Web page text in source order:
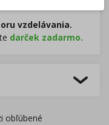
vzdelávania.
darček zadarmo.
obľúbené